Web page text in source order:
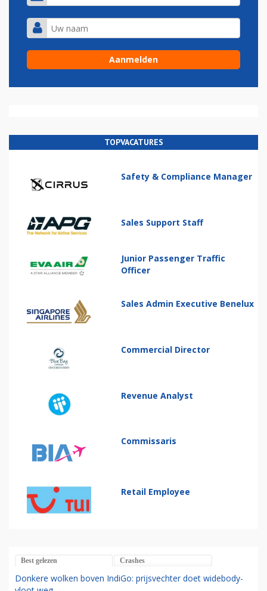
TOPVACATURES
Safety & Compliance Manager
Sales Support Staff
Junior Passenger Traffic
Officer
Sales Admin Executive Benelux
Commercial Director
Revenue Analyst
Commissaris
Retail Employee
Best gelezen Crashes
Donkere wolken boven IndiGo: prijsvechter doet widebody-